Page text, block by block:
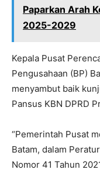
Paparkan Arah
2025-2029
Kepala Pusat
Pengusahaan (BP)
menyambut baik
Pansus KBN DPRD
“Pemerintah Pusat
Batam, dalam
Nomor 41 Tahun